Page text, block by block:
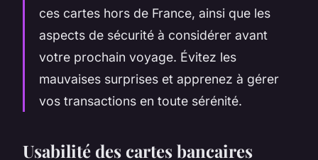
ces cartes hors de France, ainsi que les
aspects de sécurité à considérer avant
votre prochain voyage. Évitez les
mauvaises surprises et apprenez à gérer
vos transactions en toute sérénité.
Usabilité des cartes bancaires